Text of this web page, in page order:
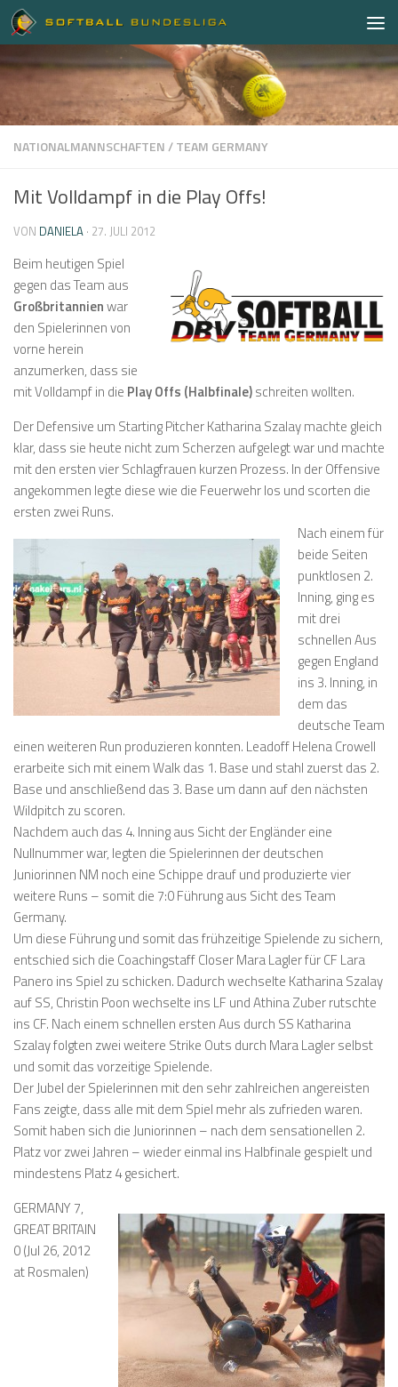
Zum Inhalt springen
NATIONALMANNSCHAFTEN/TEAM GERMANY
Mit Volldampf in die Play Offs!
VON DANIELA · 27. JULI 2012
Beim heutigen Spiel
gegen das Team aus
Großbritannienwar
den Spielerinnen von
vorne herein
anzumerken, dass sie
mit Volldampf in die Play Offs (Halbfinale)schreiten wollten.
Der Defensive um Starting Pitcher Katharina Szalay machte gleich
klar, dass sie heute nicht zum Scherzen aufgelegt war und machte
mit den ersten vier Schlagfrauen kurzen Prozess. In der Offensive
angekommen legte diese wie die Feuerwehr los und scorten die
ersten zwei Runs.
Nach einem für
beide Seiten
punktlosen 2.
Inning, ging es
mit drei
schnellen Aus
gegen England
ins 3. Inning, in
dem das
deutsche Team
einen weiteren Run produzieren konnten. Leadoff Helena Crowell
erarbeite sich mit einem Walk das 1. Base und stahl zuerst das 2.
Base und anschließend das 3. Base um dann auf den nächsten
Wildpitch zu scoren.
Nachdem auch das 4. Inning aus Sicht der Engländer eine
Nullnummer war, legten die Spielerinnen der deutschen
Juniorinnen NM noch eine Schippe drauf und produzierte vier
weitere Runs – somit die 7:0 Führung aus Sicht des Team
Germany.
Um diese Führung und somit das frühzeitige Spielende zu sichern,
entschied sich die Coachingstaff Closer Mara Lagler für CF Lara
Panero ins Spiel zu schicken. Dadurch wechselte Katharina Szalay
auf SS, Christin Poon wechselte ins LF und Athina Zuber rutschte
ins CF. Nach einem schnellen ersten Aus durch SS Katharina
Szalay folgten zwei weitere Strike Outs durch Mara Lagler selbst
und somit das vorzeitige Spielende.
Der Jubel der Spielerinnen mit den sehr zahlreichen angereisten
Fans zeigte, dass alle mit dem Spiel mehr als zufrieden waren.
Somit haben sich die Juniorinnen – nach dem sensationellen 2.
Platz vor zwei Jahren – wieder einmal ins Halbfinale gespielt und
mindestens Platz 4 gesichert.
GERMANY 7,
GREAT BRITAIN
0 (Jul 26, 2012
at Rosmalen)